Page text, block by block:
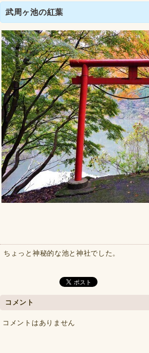
武周ヶ池の紅葉
ちょっと神秘的な池と神社でした。
コメント
コメントはありません